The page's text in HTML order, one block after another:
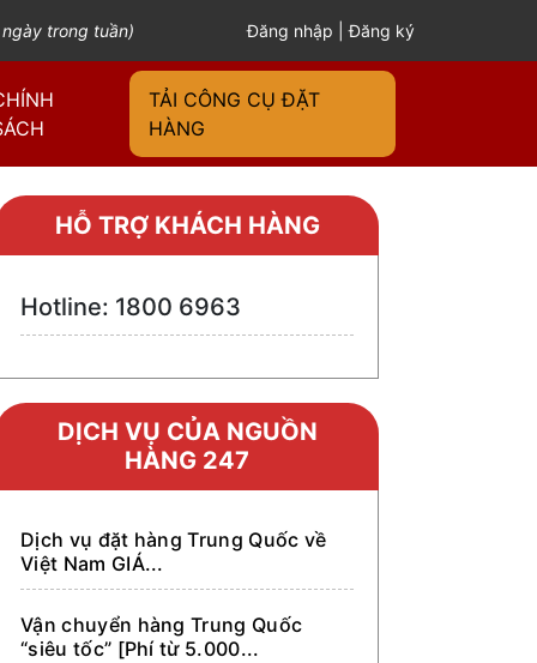
trong tuần) Đăng nhập |Đăng ký
TẢI CÔNG CỤ ĐẶT
HÀNG
HỖ TRỢ KHÁCH HÀNG
Hotline: 1800 6963
DỊCH VỤ CỦA NGUỒN
HÀNG 247
Dịch vụ đặt hàng Trung Quốc về
Việt Nam GIÁ...
Vận chuyển hàng Trung Quốc
“siêu tốc” [Phí từ 5.000...